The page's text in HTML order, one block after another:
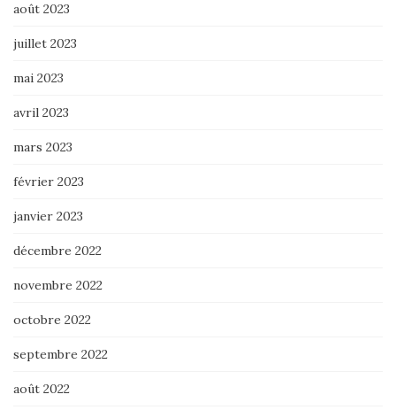
août 2023
juillet 2023
mai 2023
avril 2023
mars 2023
février 2023
janvier 2023
décembre 2022
novembre 2022
octobre 2022
septembre 2022
août 2022